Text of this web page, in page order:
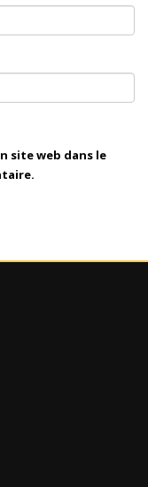
site web dans le